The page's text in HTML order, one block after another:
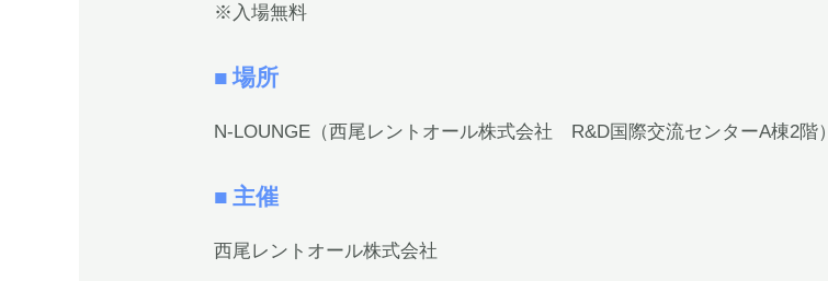
※入場無料
■ 場所
N-LOUNGE（西尾レントオール株式会社 R&D国際交流センターA棟2階）
■ 主催
西尾レントオール株式会社